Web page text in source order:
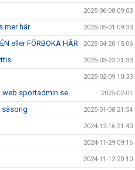
2025-06-08 09:03
mer här 2025-05-01 09:33
eller FÖRBOKA HÄR 2025-04-20 15:06
2025-03-23 21:33
2025-02-09 10:33
2025-02-01
säsong 2025-01-08 21:54
2024-12-16 21:40
2024-11-29 09:16
2024-11-12 20:10